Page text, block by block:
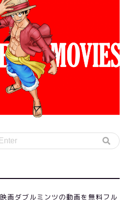
映画ダブルミンツの動画を無料フル